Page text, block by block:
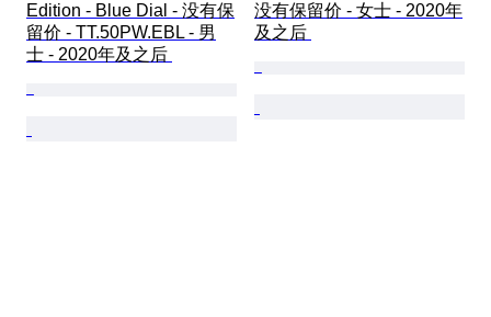
Edition - Blue Dial - 没有保
留价 - TT.50PW.EBL - 男
士 - 2020年及之后
没有保留价 - 女士 - 2020年
及之后